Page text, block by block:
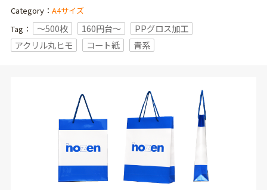
Category： A4サイズ
Tag：
〜500枚 160円台〜
PPグロス加工
アクリル丸ヒモ
コート紙 青系